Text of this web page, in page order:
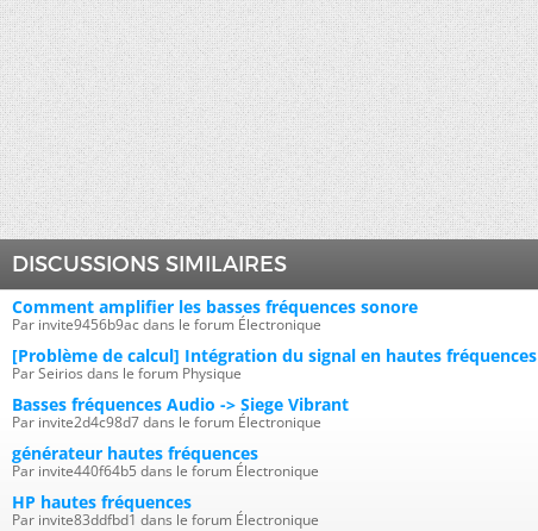
DISCUSSIONS SIMILAIRES
Comment amplifier les basses fréquences sonore
Par invite9456b9ac dans le forum Électronique
[Problème de calcul] Intégration du signal en hautes fréquences
Par Seirios dans le forum Physique
Basses fréquences Audio -> Siege Vibrant
Par invite2d4c98d7 dans le forum Électronique
générateur hautes fréquences
Par invite440f64b5 dans le forum Électronique
HP hautes fréquences
Par invite83ddfbd1 dans le forum Électronique